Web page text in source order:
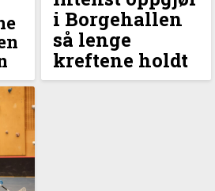
i Borgehallen
så lenge
kreftene holdt